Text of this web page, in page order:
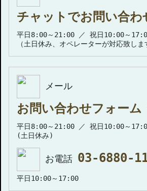
チャットでお問い合わ
平日8:00～21:00 ／ 祝日10:00～
（土日休み、オペレーターが対応致しま
メール
お問い合わせフォーム
平日8:00～21:00 ／ 祝日10:00～
(土日休み)
お電話 03-6880-
平日10:00～17:00